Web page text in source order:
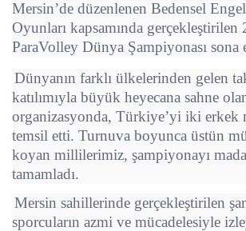
Mersin’de düzenlenen Bedensel
Oyunları kapsamında gerçekleştirilen
ParaVolley Dünya Şampiyonası sona
Dünyanın farklı ülkelerinden gelen
katılımıyla büyük heyecana sahne
organizasyonda, Türkiye’yi iki erkek
temsil etti. Turnuva boyunca üstün
koyan millilerimiz, şampiyonayı
tamamladı.
Mersin sahillerinde gerçekleştirilen
sporcuların azmi ve mücadelesiyle